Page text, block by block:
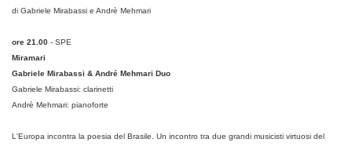
di Gabriele Mirabassi e Andrè Mehmari
ore 21.00 - SPE
Miramari
Gabriele Mirabassi & André Mehmari Duo
Gabriele Mirabassi: clarinetti
Andrè Mehmari: pianoforte
L'Europa incontra la poesia del Brasile. Un incontro tra due grandi musicisti virtuosi del